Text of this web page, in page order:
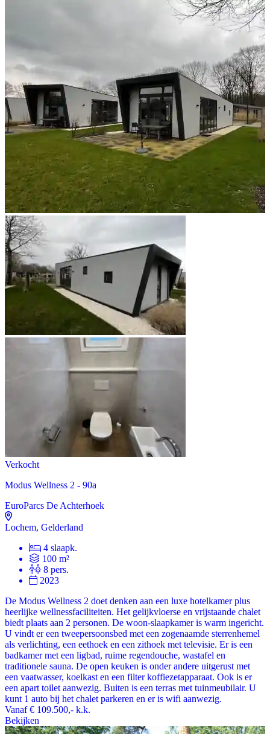
Verkocht
Modus Wellness 2 - 90a
EuroParcs De Achterhoek
Lochem, Gelderland
4 slaapk.
100 m²
8 pers.
2023
De Modus Wellness 2 doet denken aan een luxe hotelkamer plus
heerlijke wellnessfaciliteiten. Het gelijkvloerse en vrijstaande chalet
biedt plaats aan 2 personen. De woon-slaapkamer is warm ingericht.
U vindt er een tweepersoonsbed met een zogenaamde sterrenhemel
als verlichting, een eethoek en een zithoek met televisie. Er is een
badkamer met een ligbad, ruime regendouche, wastafel en
traditionele sauna. De open keuken is onder andere uitgerust met
een vaatwasser, koelkast en een filter koffiezetapparaat. Ook is er
een apart toilet aanwezig. Buiten is een terras met tuinmeubilair. U
kunt 1 auto bij het chalet parkeren en er is wifi aanwezig.
Vanaf € 109.500,- k.k.
Bekijken